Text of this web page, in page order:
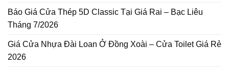
Báo Giá Cửa Thép 5D Classic Tại Giá Rai – Bạc Liêu
Tháng 7/2026
Giá Cửa Nhựa Đài Loan Ở Đồng Xoài – Cửa Toilet Giá Rẻ
2026